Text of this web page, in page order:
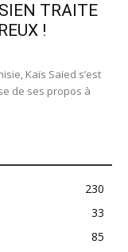
TRAITE
!
Kaïs Saïed s’est
de ses propos à
230
33
85